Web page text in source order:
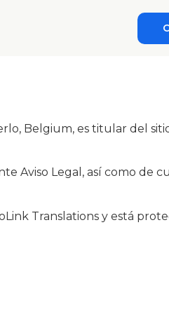
Belgium, es titular del
Aviso Legal, así como de
Translations y está